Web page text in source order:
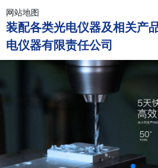
网站地图
装配各类光电仪器及相关产
电仪器有限责任公司